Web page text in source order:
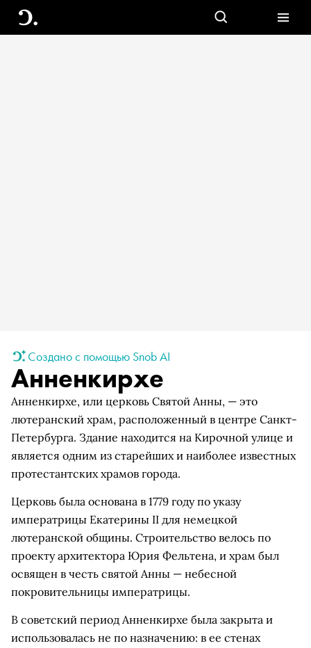
Создано с помощью Snob AI
Анненкирхе
Анненкирхе, или церковь Святой Анны, — это
лютеранский храм, расположенный в центре Санкт-
Петербурга. Здание находится на Кирочной улице и
является одним из старейших и наиболее известных
протестантских храмов города.
Церковь была основана в 1779 году по указу
императрицы Екатерины II для немецкой
лютеранской общины. Строительство велось по
проекту архитектора Юрия Фельтена, и храм был
освящен в честь святой Анны — небесной
покровительницы императрицы.
В советский период Анненкирхе была закрыта и
использовалась не по назначению: в ее стенах